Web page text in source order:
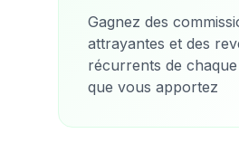
Gagnez des
attrayantes et des
récurrents de
que vous apportez